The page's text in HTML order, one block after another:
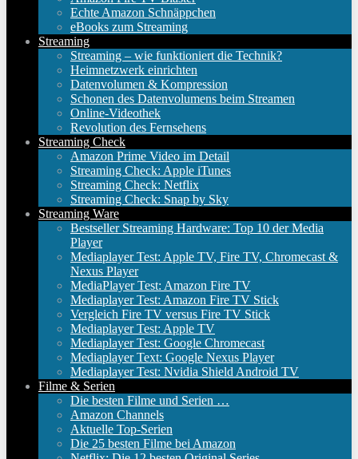
Echte Amazon Schnäppchen
eBooks zum Streaming
Streaming
Streaming – wie funktioniert die Technik?
Heimnetzwerk einrichten
Datenvolumen & Kompression
Schonen des Datenvolumens beim Streamen
Online-Videothek
Revolution des Fernsehens
Streaming Check
Amazon Prime Video im Detail
Streaming Check: Apple iTunes
Streaming Check: Netflix
Streaming Check: Snap by Sky
Streaming Ware
Bestseller Streaming Hardware: Top 10 der Media
Player
Mediaplayer Test: Apple TV, Fire TV, Chromecast &
Nexus Player
MediaPlayer Test: Amazon Fire TV
Mediaplayer Test: Amazon Fire TV Stick
Vergleich Fire TV versus Fire TV Stick
Mediaplayer Test: Apple TV
Mediaplayer Test: Google Chromecast
Mediaplayer Text: Google Nexus Player
Mediaplayer Test: Nvidia Shield Android TV
Filme & Serien
Die besten Filme und Serien …
Amazon Channels
Aktuelle Top-Serien
Die 25 besten Filme bei Amazon